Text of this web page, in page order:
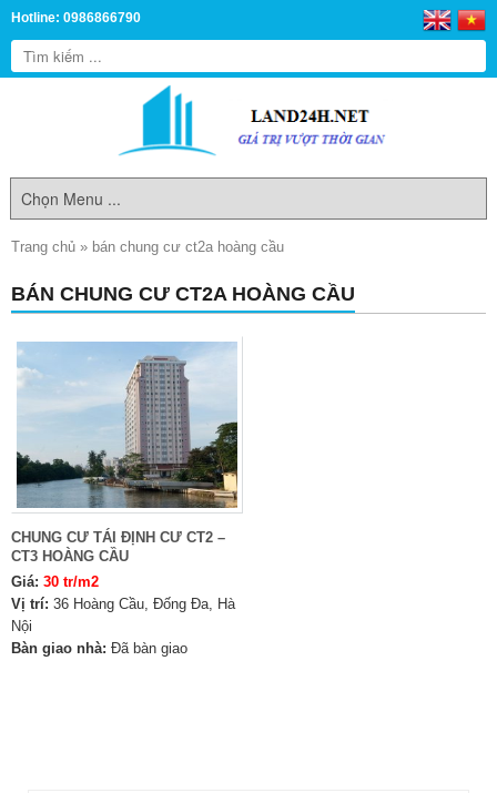
Hotline: 0986866790
Trang chủ » bán chung cư ct2a hoàng cầu
BÁN CHUNG CƯ CT2A HOÀNG CẦU
CHUNG CƯ TÁI ĐỊNH CƯ CT2 –
CT3 HOÀNG CẦU
Giá: 30 tr/m2
Vị trí: 36 Hoàng Cầu, Đống Đa, Hà
Nội
Bàn giao nhà: Đã bàn giao